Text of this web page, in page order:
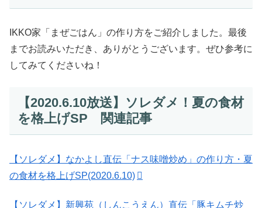
IKKO家「まぜごはん」の作り方をご紹介しました。最後
までお読みいただき、ありがとうございます。ぜひ参考に
してみてくださいね！
【2020.6.10放送】ソレダメ！夏の食材
を格上げSP 関連記事
【ソレダメ】なかよし直伝「ナス味噌炒め」の作り方・夏
の食材を格上げSP(2020.6.10)
【ソレダメ】新興苑（しんこうえん）直伝「豚キムチ炒